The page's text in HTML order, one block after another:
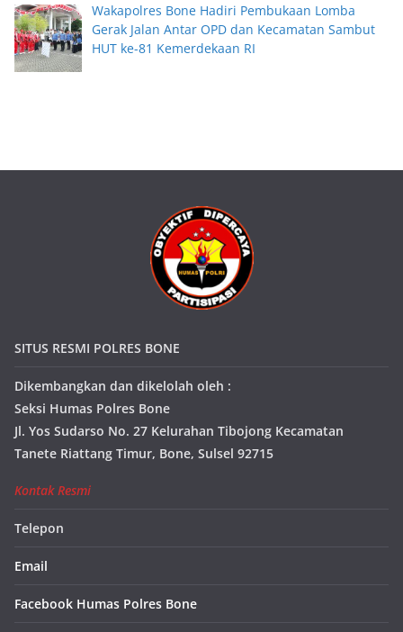
Wakapolres Bone Hadiri Pembukaan Lomba
Gerak Jalan Antar OPD dan Kecamatan Sambut
HUT ke-81 Kemerdekaan RI
SITUS RESMI POLRES BONE
Dikembangkan dan dikelolah oleh :
Seksi Humas Polres Bone
Jl. Yos Sudarso No. 27 Kelurahan Tibojong Kecamatan
Tanete Riattang Timur, Bone, Sulsel 92715
Kontak Resmi
Telepon
Email
Facebook Humas Polres Bone